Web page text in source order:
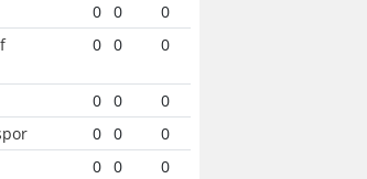
0 0
0
0 0 0
0 0
0
0 0
0
0 0
0